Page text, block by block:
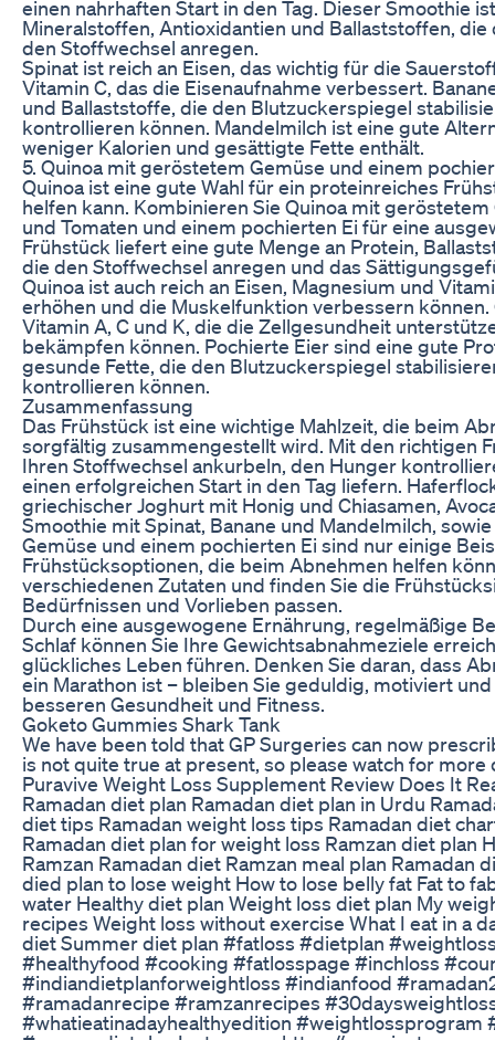
einen nahrhaften Start in den Tag. Dieser Smoothie
Mineralstoffen, Antioxidantien und Ballaststoffen,
den Stoffwechsel anregen.
Spinat ist reich an Eisen, das wichtig für die
Vitamin C, das die Eisenaufnahme verbessert.
und Ballaststoffe, die den Blutzuckerspiegel
kontrollieren können. Mandelmilch ist eine gute
weniger Kalorien und gesättigte Fette enthält.
5. Quinoa mit geröstetem Gemüse und einem
Quinoa ist eine gute Wahl für ein proteinreiches
helfen kann. Kombinieren Sie Quinoa mit
und Tomaten und einem pochierten Ei für eine
Frühstück liefert eine gute Menge an Protein,
die den Stoffwechsel anregen und das
Quinoa ist auch reich an Eisen, Magnesium und
erhöhen und die Muskelfunktion verbessern
Vitamin A, C und K, die die Zellgesundheit
bekämpfen können. Pochierte Eier sind eine gute
gesunde Fette, die den Blutzuckerspiegel
kontrollieren können.
Zusammenfassung
Das Frühstück ist eine wichtige Mahlzeit, die beim
sorgfältig zusammengestellt wird. Mit den richtigen
Ihren Stoffwechsel ankurbeln, den Hunger
einen erfolgreichen Start in den Tag liefern.
griechischer Joghurt mit Honig und Chiasamen,
Smoothie mit Spinat, Banane und Mandelmilch,
Gemüse und einem pochierten Ei sind nur einige
Frühstücksoptionen, die beim Abnehmen helfen
verschiedenen Zutaten und finden Sie die
Bedürfnissen und Vorlieben passen.
Durch eine ausgewogene Ernährung, regelmäßige
Schlaf können Sie Ihre Gewichtsabnahmeziele
glückliches Leben führen. Denken Sie daran, dass
ein Marathon ist – bleiben Sie geduldig, motiviert
besseren Gesundheit und Fitness.
Goketo Gummies Shark Tank
We have been told that GP Surgeries can now
is not quite true at present, so please watch for more
Puravive Weight Loss Supplement Review Does It
Ramadan diet plan Ramadan diet plan in Urdu
diet tips Ramadan weight loss tips Ramadan diet
Ramadan diet plan for weight loss Ramzan diet plan
Ramzan Ramadan diet Ramzan meal plan Ramadan
died plan to lose weight How to lose belly fat Fat to
water Healthy diet plan Weight loss diet plan My
recipes Weight loss without exercise What I eat in a
diet Summer diet plan #fatloss #dietplan
#healthyfood #cooking #fatlosspage #inchloss
#indiandietplanforweightloss #indianfood
#ramadanrecipe #ramzanrecipes
#whatieatinadayhealthyedition #weightlossprogram